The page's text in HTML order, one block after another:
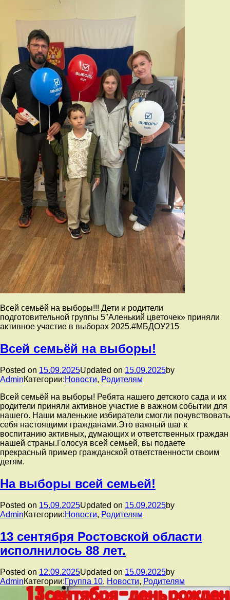
Всей семьёй на выборы!!! Дети и родители
подготовительной группы 5″Аленький цветочек» приняли
активное участие в выборах 2025.#МБДОУ215
Всей семьёй на выборы!
Posted on 15.09.2025Updated on 15.09.2025by
AdminКатегории:Новости, Родителям
Всей семьёй на выборы! Ребята нашего детского сада и их
родители приняли активное участие в важном событии для
нашего. Наши маленькие избиратели смогли почувствовать
себя настоящими гражданами.Это важный шаг к
воспитанию активных, думающих и ответственных граждан
нашей страны.Голосуя всей семьей, вы подаете
прекрасный пример гражданской ответственности своим
детям.
На выборы всей семьей!
Posted on 15.09.2025Updated on 15.09.2025by
AdminКатегории:Новости, Родителям
13 сентября Ростовской области
исполнилось 88 лет.
Posted on 12.09.2025Updated on 15.09.2025by
AdminКатегории:Группа 10, Новости, Родителям